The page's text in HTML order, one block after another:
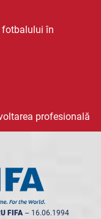
fotbalului în
profesională
FIFA -- 16.06.1994